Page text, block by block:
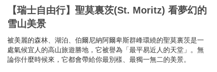
【瑞士自由行】聖莫裏茨(St. Moritz) 看夢幻的
雪山美景
被美麗的森林、湖泊、伯爾尼納阿爾卑斯群峰環繞的聖莫裏茨是一
處氣候宜人的高山旅遊勝地，它被譽為「最平易近人的天堂」。無
論你什麼時候來，它都會帶給你最別樣、最獨一無二的美景。